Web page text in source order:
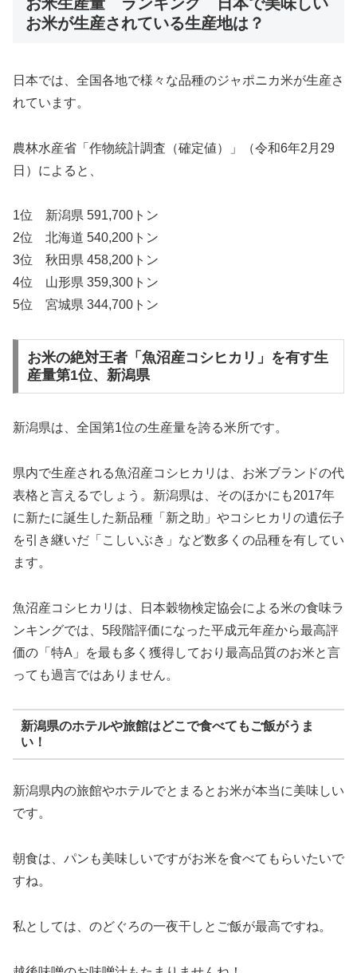
お米生産量 ランキング 日本で美味しい
お米が生産されている生産地は？
日本では、全国各地で様々な品種のジャポニカ米が生産さ
れています。
農林水産省「作物統計調査（確定値）」（令和6年2月29
日）によると、
1位 新潟県 591,700トン
2位 北海道 540,200トン
3位 秋田県 458,200トン
4位 山形県 359,300トン
5位 宮城県 344,700トン
お米の絶対王者「魚沼産コシヒカリ」を有す生
産量第1位、新潟県
新潟県は、全国第1位の生産量を誇る米所です。
県内で生産される魚沼産コシヒカリは、お米ブランドの代
表格と言えるでしょう。新潟県は、そのほかにも2017年
に新たに誕生した新品種「新之助」やコシヒカリの遺伝子
を引き継いだ「こしいぶき」など数多くの品種を有してい
ます。
魚沼産コシヒカリは、日本穀物検定協会による米の食味ラ
ンキングでは、5段階評価になった平成元年産から最高評
価の「特A」を最も多く獲得しており最高品質のお米と言
っても過言ではありません。
新潟県のホテルや旅館はどこで食べてもご飯がうま
い！
新潟県内の旅館やホテルでとまるとお米が本当に美味しい
です。
朝食は、パンも美味しいですがお米を食べてもらいたいで
すね。
私としては、のどぐろの一夜干しとご飯が最高ですね。